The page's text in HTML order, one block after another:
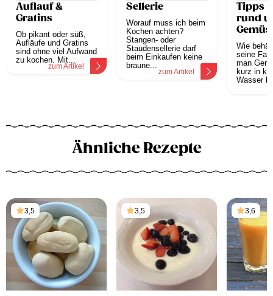
Auflauf &
Gratins
Ob pikant oder süß,
Aufläufe und Gratins
sind ohne viel Aufwand
zu kochen. Mit...
zum Artikel
Sellerie
Worauf muss ich beim
Kochen achten?
Stangen- oder
Staudensellerie darf
beim Einkaufen keine
braune...
zum Artikel
Tipps
rund
Wie
seine
man
kurz in
Wasser
Ähnliche Rezepte
3,5 3,5 3,6